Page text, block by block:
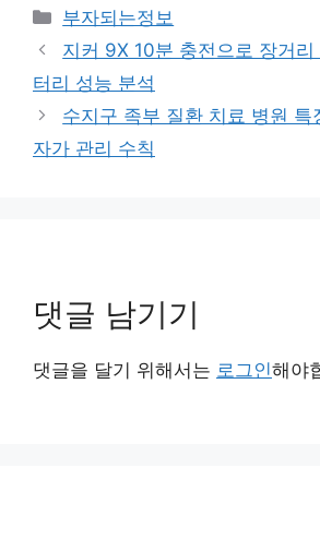
카
테
고
리
부자되는정보
지커 9X 10분 충전으로 장거리
터리 성능 분석
수지구 족부 질환 치료 병원 특
자가 관리 수칙
댓글 남기기
댓글을 달기 위해서는 로그인해야